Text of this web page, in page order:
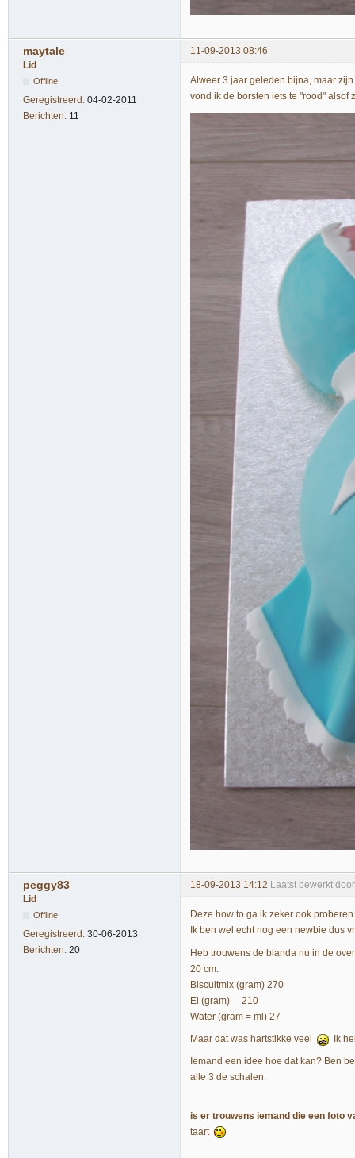
maytale
11-09-2013 08:46
Lid
Offline
Geregistreerd: 04-02-2011
Berichten: 11
Alweer 3 jaar geleden bijna, maar
vond ik de borsten iets te "rood"
peggy83 18-09-2013 14:12 Laatst bewerkt
Lid
Offline
Geregistreerd: 30-06-2013
Berichten: 20
Deze how to ga ik zeker ook proberen.
Ik ben wel echt nog een newbie dus
Heb trouwens de blanda nu in de
20 cm:
Biscuitmix (gram) 270
Ei (gram) 210
Water (gram = ml) 27
Maar dat was hartstikke veel Ik
Iemand een idee hoe dat kan? Ben
alle 3 de schalen.
is er trouwens iemand die een foto
taart